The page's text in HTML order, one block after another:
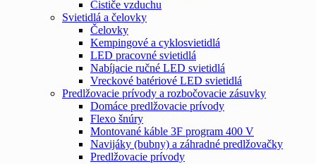
Čističe vzduchu
Svietidlá a čelovky
Čelovky
Kempingové a cyklosvietidlá
LED pracovné svietidlá
Nabíjacie ručné LED svietidlá
Vreckové batériové LED svietidlá
Predlžovacie prívody a rozbočovacie zásuvky
Domáce predlžovacie prívody
Flexo šnúry
Montované káble 3F program 400 V
Navijáky (bubny) a záhradné predlžovačky
Predlžovacie prívody